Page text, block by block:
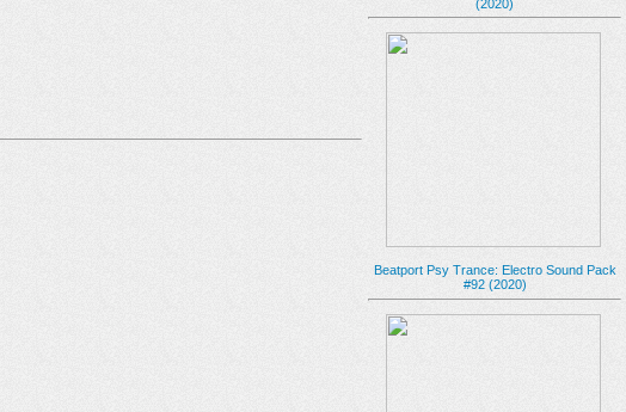
(2020)
Beatport Psy Trance: Electro Sound Pack
#92 (2020)